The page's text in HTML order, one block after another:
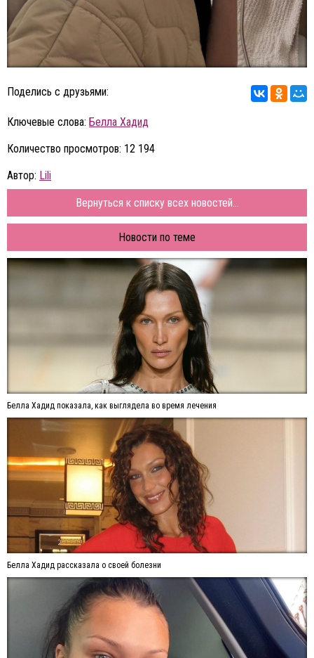
Поделись с друзьями:
Ключевые слова: Белла Хадид
Количество просмотров: 12 194
Автор: Lili
Вернуться к списку всех новостей...
Новости по теме
Белла Хадид показала, как выглядела во время лечения
Белла Хадид рассказала о своей болезни